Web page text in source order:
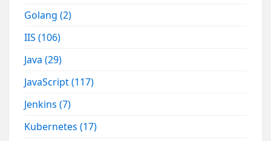
Golang(2)
IIS(106)
Java(29)
JavaScript(117)
Jenkins(7)
Kubernetes(17)